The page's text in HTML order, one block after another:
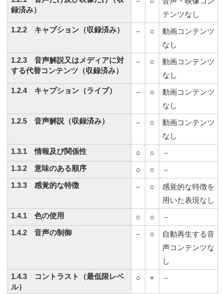
録済み）
テンツなし
1.2.2 キャプション（収録済み）
－ ○
動画コンテンツ
なし
1.2.3 音声解説又はメディアに対
する代替コンテンツ（収録済み）
－ ○
動画コンテンツ
なし
1.2.4 キャプション（ライブ）
－ ○
動画コンテンツ
なし
1.2.5 音声解説（収録済み）
－ ○
動画コンテンツ
なし
1.3.1 情報及び関係性
○ ○
－
1.3.2 意味のある順序
○ ○
－
1.3.3 感覚的な特徴
－ ○
感覚的な特徴を
用いた表現なし
1.4.1 色の使用
○ ○
－
1.4.2 音声の制御
－ ○
自動再生する音
声コンテンツな
し
1.4.3 コントラスト（最低限レベ
ル）
○ × －